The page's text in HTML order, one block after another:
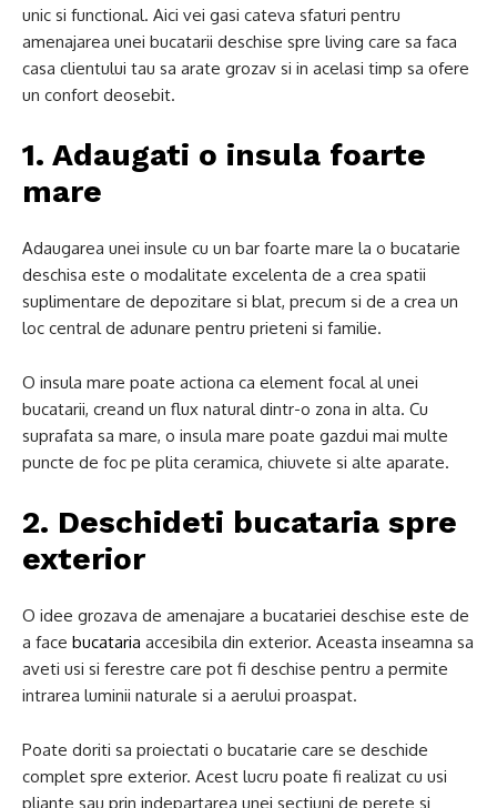
unic si functional. Aici vei gasi cateva sfaturi pentru
amenajarea unei bucatarii deschise spre living care sa faca
casa clientului tau sa arate grozav si in acelasi timp sa ofere
un confort deosebit.
1. Adaugati o insula foarte
mare
Adaugarea unei insule cu un bar foarte mare la o bucatarie
deschisa este o modalitate excelenta de a crea spatii
suplimentare de depozitare si blat, precum si de a crea un
loc central de adunare pentru prieteni si familie.
O insula mare poate actiona ca element focal al unei
bucatarii, creand un flux natural dintr-o zona in alta. Cu
suprafata sa mare, o insula mare poate gazdui mai multe
puncte de foc pe plita ceramica, chiuvete si alte aparate.
2. Deschideti bucataria spre
exterior
O idee grozava de amenajare a bucatariei deschise este de
a face bucataria accesibila din exterior. Aceasta inseamna sa
aveti usi si ferestre care pot fi deschise pentru a permite
intrarea luminii naturale si a aerului proaspat.
Poate doriti sa proiectati o bucatarie care se deschide
complet spre exterior. Acest lucru poate fi realizat cu usi
pliante sau prin indepartarea unei sectiuni de perete si